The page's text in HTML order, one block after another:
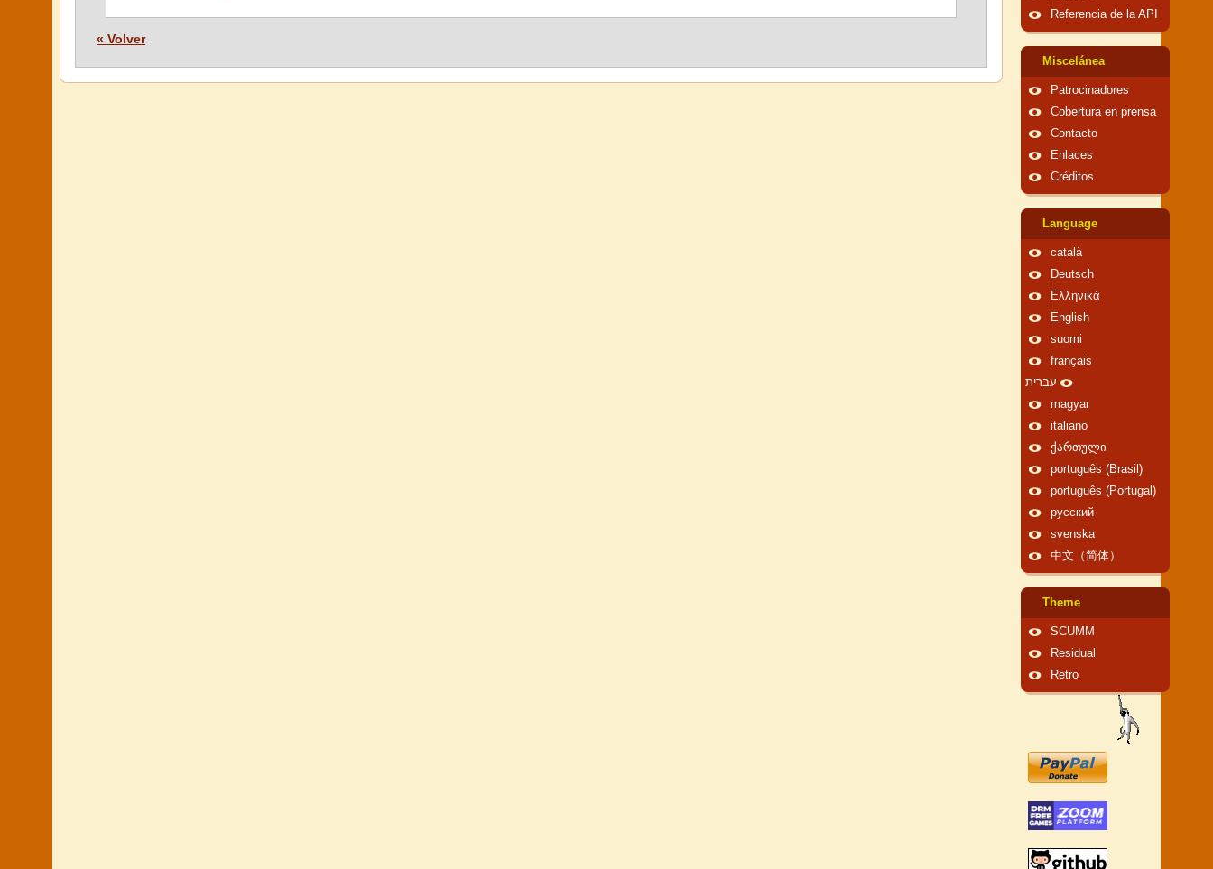
« Volver
Referencia de la API
Miscelánea
Patrocinadores
Cobertura en prensa
Contacto
Enlaces
Créditos
Language
català
Deutsch
Ελληνικά
English
suomi
français
עברית
magyar
italiano
ქართული
português (Brasil)
português (Portugal)
русский
svenska
中文（简体）
Theme
SCUMM
Residual
Retro